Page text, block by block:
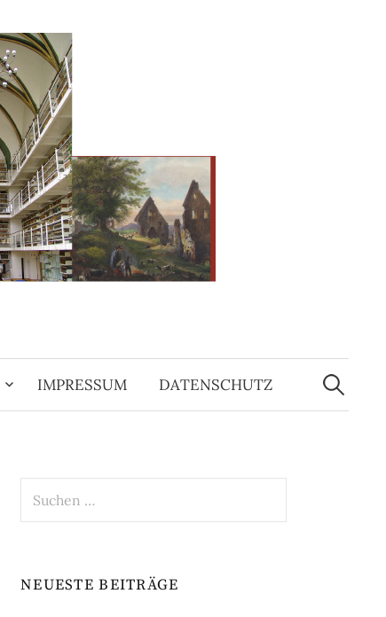
IMPRESSUM DATENSCHUTZ
Suchen
nach:
nach:
NEUESTE BEITRÄGE